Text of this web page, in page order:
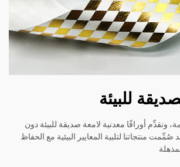
للبيئة
ونقدِّم أوراقًا معدنية لامعة صديقة للبيئة دون
منتجاتنا لتلبية المعايير البيئية مع الحفاظ